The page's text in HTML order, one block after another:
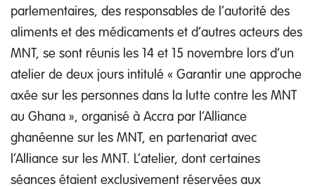
parlementaires, des responsables de l’autorité des
aliments et des médicaments et d’autres acteurs des
MNT, se sont réunis les 14 et 15 novembre lors d’un
atelier de deux jours intitulé « Garantir une approche
axée sur les personnes dans la lutte contre les MNT
au Ghana », organisé à Accra par l’Alliance
ghanéenne sur les MNT, en partenariat avec
l’Alliance sur les MNT. L’atelier, dont certaines
séances étaient exclusivement réservées aux